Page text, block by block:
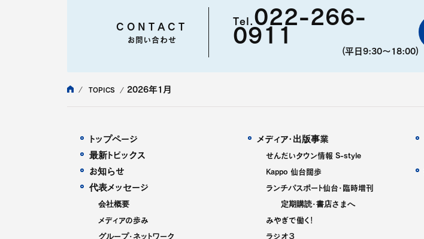
CONTACT
お問い合わせ
Tel.022-266-
0911
(平日9:30〜18:00)
TOPICS 2026年1月
トップページ
最新トピックス
お知らせ
代表メッセージ
会社概要
メディアの歩み
グループ・ネットワーク
メディア・出版事業
せんだいタウン情報 S-style
Kappo 仙台闊歩
ランチパスポート仙台・臨時増刊
定期購読・書店さまへ
みやぎで働く！
ラジオ３